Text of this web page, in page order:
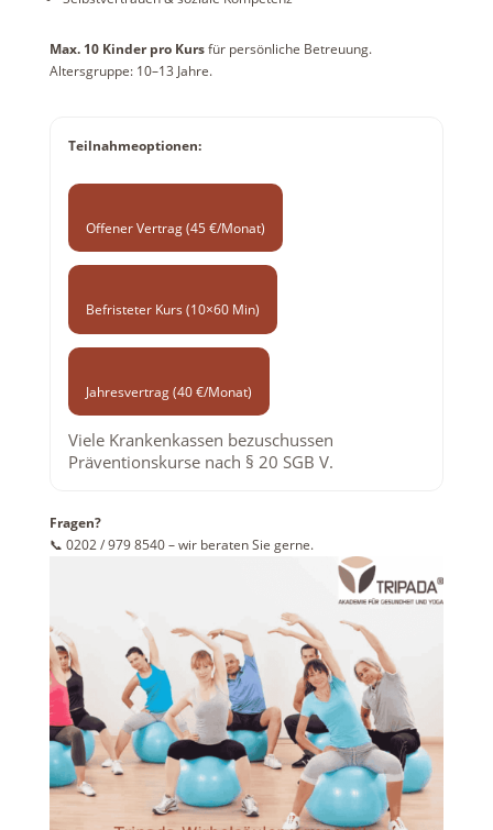
Max. 10 Kinder pro Kursfür persönliche Betreuung.
Altersgruppe: 10–13 Jahre.
Teilnahmeoptionen:
Offener Vertrag (45 €/Monat)
Befristeter Kurs (10×60 Min)
Jahresvertrag (40 €/Monat)
Viele Krankenkassen bezuschussen
Präventionskurse nach § 20 SGB V.
Fragen?
📞 0202 / 979 8540 – wir beraten Sie gerne.